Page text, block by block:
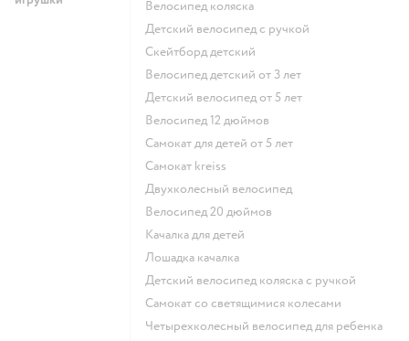
Велосипед коляска
Детский велосипед с ручкой
Скейтборд детский
Велосипед детский от 3 лет
Детский велосипед от 5 лет
Велосипед 12 дюймов
Самокат для детей от 5 лет
Самокат kreiss
Двухколесный велосипед
Велосипед 20 дюймов
Качалка для детей
Лошадка качалка
Детский велосипед коляска с ручкой
Самокат со светящимися колесами
Четырехколесный велосипед для ребенка